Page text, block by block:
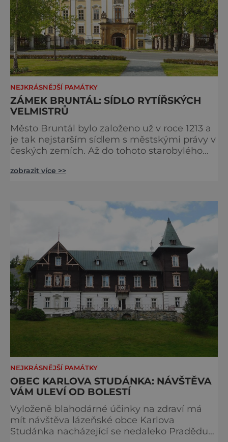
NEJKRÁSNĚJŠÍ PAMÁTKY
ZÁMEK BRUNTÁL: SÍDLO RYTÍŘSKÝCH
VELMISTRŮ
Město Bruntál bylo založeno už v roce 1213 a
je tak nejstarším sídlem s městskými právy v
českých zemích. Až do tohoto starobylého
minout zdejší netypický zámek. Při pohledu
má před sebou. Její zvláštnost naplno
vynikne až při pohledu z ptačí perspektivy.
zobrazit více >>
NEJKRÁSNĚJŠÍ PAMÁTKY
OBEC KARLOVA STUDÁNKA: NÁVŠTĚVA
VÁM ULEVÍ OD BOLESTÍ
Vyloženě blahodárné účinky na zdraví má
mít návštěva lázeňské obce Karlova
Studánka nacházející se nedaleko Pradědu